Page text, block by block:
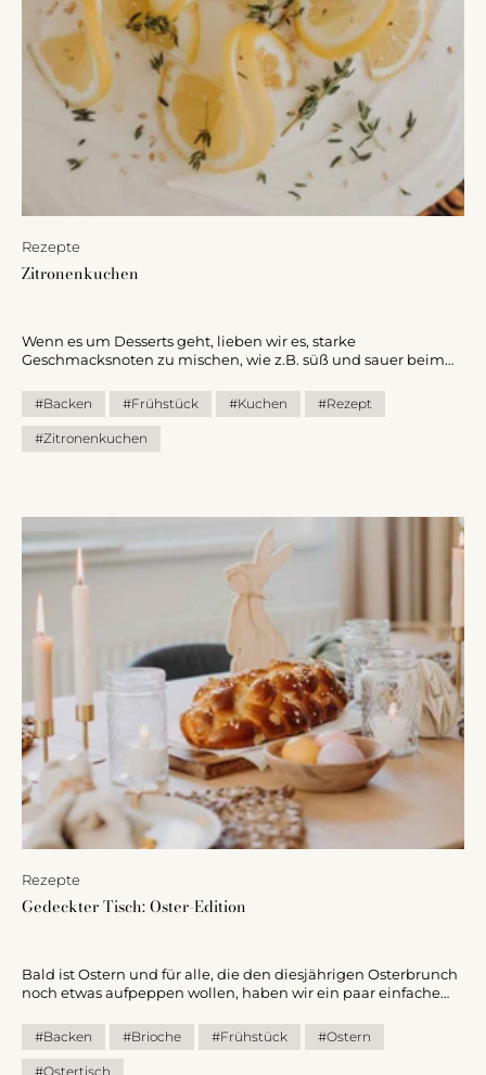
Rezepte
Zitronenkuchen
Wenn es um Desserts geht, lieben wir es, starke
Geschmacksnoten zu mischen, wie z.B. süß und sauer beim
die gewisse Süße, während die Zitronen den Sommerkuchen
frisch aussehen und auch schmecken lassen.
#Backen #Frühstück #Kuchen #Rezept
#Zitronenkuchen
Rezepte
Gedeckter Tisch: Oster-Edition
Bald ist Ostern und für alle, die den diesjährigen Osterbrunch
noch etwas aufpeppen wollen, haben wir ein paar einfache
genau so dazu wie das Osternester suchen. Mit
selbstgemachten Brioche-Kreationen und einem liebevoll
gedeckten Tisch, lässt es sich gleich noch gemütlicher
#Backen #Brioche #Frühstück #Ostern
#Ostertisch